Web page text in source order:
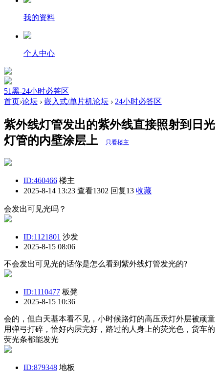
我的资料
个人中心
51黑-24小时必答区
首页›论坛 › 嵌入式/单片机论坛 › 24小时必答区
紫外线灯管发出的紫外线直接照射到日光
灯管的内壁涂层上
只看楼主
ID:460466 楼主
2025-8-14 13:23 查看1302 回复13 收藏
会发出可见光吗？
ID:1121801 沙发
2025-8-15 08:06
不会发出可见光的话你是怎么看到紫外线灯管发光的?
ID:1110477 板凳
2025-8-15 10:36
会的，但白天基本看不见，小时候路灯的高压汞灯外层被顽童
用弹弓打碎，恰好内层完好，路过的人身上的荧光色，货车的
荧光条都能发光
ID:879348 地板